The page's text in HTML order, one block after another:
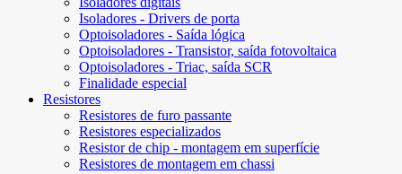
Isoladores - Drivers de porta
Optoisoladores - Saída lógica
Optoisoladores - Transistor, saída fotovoltaica
Optoisoladores - Triac, saída SCR
Finalidade especial
Resistores
Resistores de furo passante
Resistores especializados
Resistor de chip - montagem em superfície
Resistores de montagem em chassi